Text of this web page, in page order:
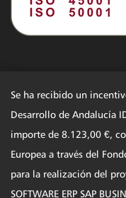
Se ha recibido un
Desarrollo de Andalucía
importe de 8.123,00 €,
Europea a través del
para la realización del
SOFTWARE ERP SAP